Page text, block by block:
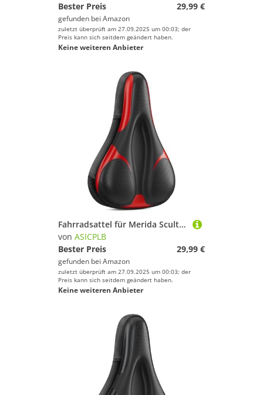
Bester Preis 29,99 €
gefunden bei Amazon
zuletzt überprüft am 27.09.2025 um 00:03; der
Preis kann sich seitdem geändert haben.
Keine weiteren Anbieter
Fahrradsattel für Merida Scultura Disc Scultura Disc 7000-E Scultura Endurance, Bequemer Stoßdämpfender PU-Fahrradsitzkissen, Atmungsaktiv Mountainbikesättel für Tägliche Reisen und Wandern
von ASICPLB
Bester Preis
29,99 €
gefunden bei Amazon
zuletzt überprüft am 27.09.2025 um 00:03; der
Preis kann sich seitdem geändert haben.
Keine weiteren Anbieter